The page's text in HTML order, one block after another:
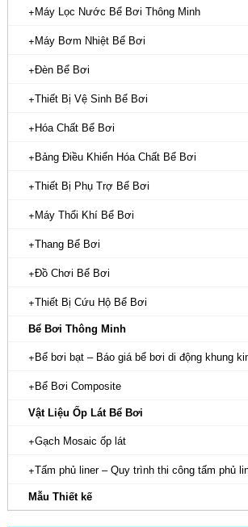
Máy Lọc Nước Bể Bơi Thông Minh
Máy Bơm Nhiệt Bể Bơi
Đèn Bể Bơi
Thiết Bị Vệ Sinh Bể Bơi
Hóa Chất Bể Bơi
Bảng Điều Khiển Hóa Chất Bể Bơi
Thiết Bị Phụ Trợ Bể Bơi
Máy Thổi Khí Bể Bơi
Thang Bể Bơi
Đồ Chơi Bể Bơi
Thiết Bị Cứu Hộ Bể Bơi
Bể Bơi Thông Minh
Bể bơi bạt – Báo giá bể bơi di động khung
Bể Bơi Composite
Vật Liệu Ốp Lát Bể Bơi
Gạch Mosaic ốp lát
Tấm phủ liner – Quy trình thi công tấm phủ
Mẫu Thiết kế